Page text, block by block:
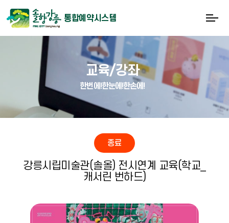
통합예약시스템
교육/강좌
한번에!한눈에!한손에!
종료
강릉시립미술관(솔올) 전시연계 교육(학교_
캐서린 번하드)